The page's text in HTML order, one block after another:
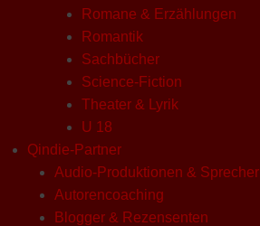
Romane & Erzählungen
Romantik
Sachbücher
Science-Fiction
Theater & Lyrik
U 18
Qindie-Partner
Audio-Produktionen & Sprecher
Autorencoaching
Blogger & Rezensenten